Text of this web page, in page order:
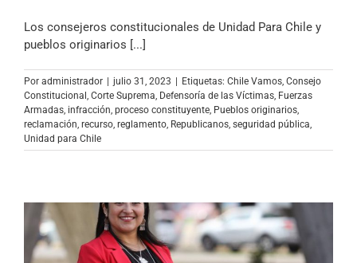
Los consejeros constitucionales de Unidad Para Chile y
pueblos originarios [...]
Por administrador julio 31, 2023 Etiquetas: Chile Vamos, Consejo
Constitucional , Corte Suprema, Defensoría de las Víctimas, Fuerzas
Armadas, infracción, proceso constituyente, Pueblos originarios,
reclamación, recurso, reglamento, Republicanos, seguridad pública,
Unidad para Chile